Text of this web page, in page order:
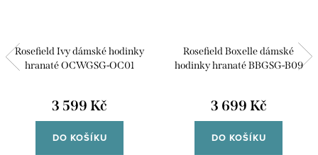
Rosefield Ivy dámské hodinky
hranaté OCWGSG-OC01
3 599 Kč
DO KOŠÍKU
Rosefield Boxelle dámské
hodinky hranaté BBGSG-B09
3 699 Kč
DO KOŠÍKU